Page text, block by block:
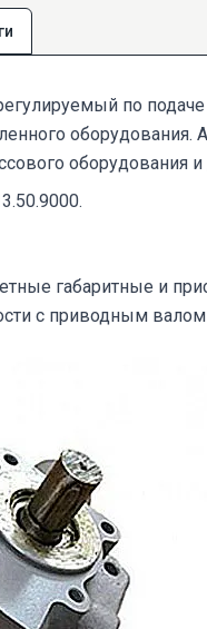
по
оборудования.
оборудования
габаритные и
с приводным валом